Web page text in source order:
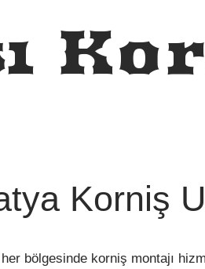
Korniş
bölgesinde korniş montajı